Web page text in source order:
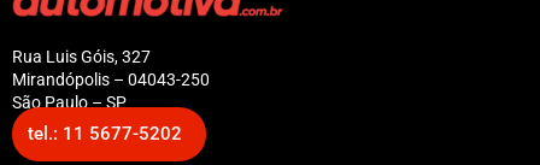
Rua Luis Góis, 327
Mirandópolis – 04043-250
São Paulo – SP
tel.: 11 5677-5202